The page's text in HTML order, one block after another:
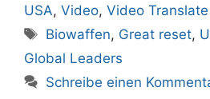
USA, Video, Video
Schlagwörter
Biowaffen, Great reset,
Global Leaders
Schreibe einen